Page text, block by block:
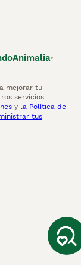
mejorar tu
servicios
y la Política de
tus